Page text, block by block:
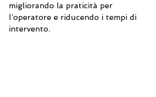
migliorando la praticità per
l’operatore e riducendo i tempi di
intervento.